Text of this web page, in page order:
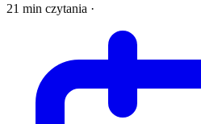
21 min czytania ·